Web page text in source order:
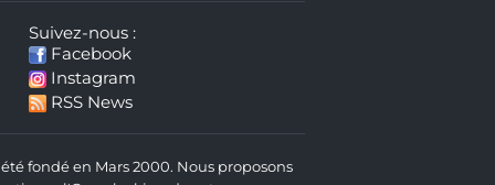
Suivez-nous :
Facebook
Instagram
RSS News
fondé en Mars 2000. Nous proposons